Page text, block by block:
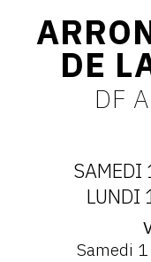
DE
DF
SAMEDI
LUNDI
Samedi